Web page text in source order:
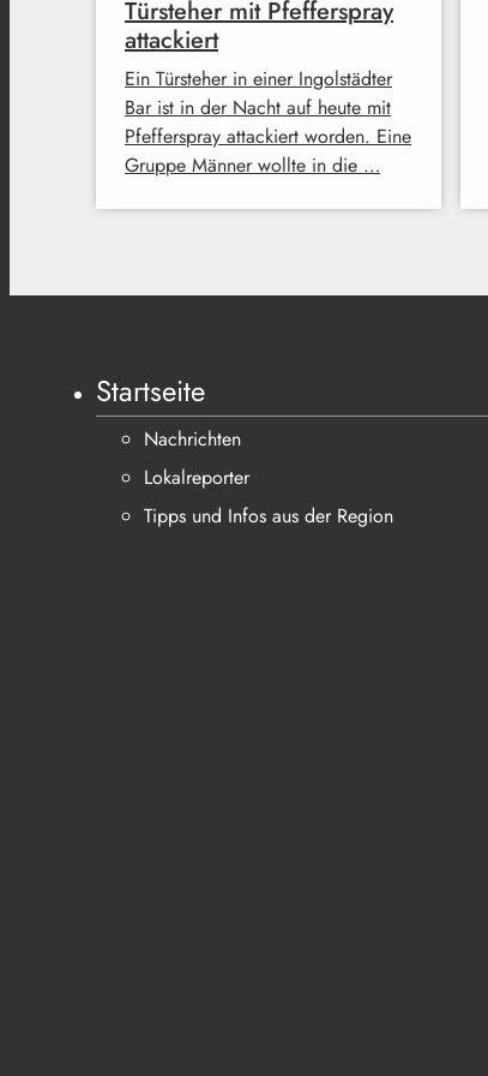
Türsteher mit Pfefferspray
attackiert
Ein Türsteher in einer Ingolstädter
Bar ist in der Nacht auf heute mit
Pfefferspray attackiert worden. Eine
Gruppe Männer wollte in die …
Startseite
Nachrichten
Lokalreporter
Tipps und Infos aus der Region